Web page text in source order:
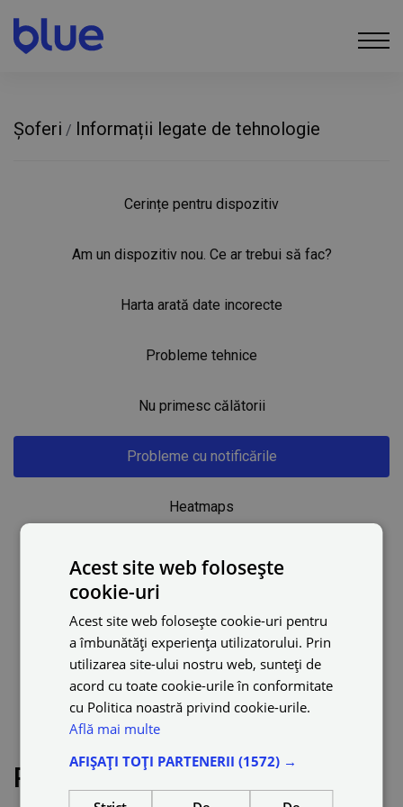
Șoferi / Informații legate de tehnologie
Cerințe pentru dispozitiv
Am un dispozitiv nou. Ce ar trebui să fac?
Harta arată date incorecte
Probleme tehnice
Nu primesc călătorii
Probleme cu notificările
Heatmaps
Actualizări ale aplicației Drivers
în aplicație
Acceptare automată
Resetarea parolei
Probleme cu notificările
Acest site web folosește
cookie-uri
Acest site web folosește cookie-uri pentru
a îmbunătăți experiența utilizatorului. Prin
utilizarea site-ului nostru web, sunteți de
acord cu toate cookie-urile în conformitate
cu Politica noastră privind cookie-urile.
Află mai multe
AFIȘAȚI TOȚI PARTENERII (1572) →